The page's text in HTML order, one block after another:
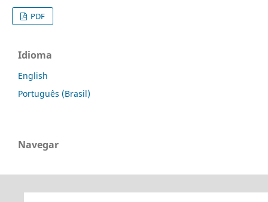
PDF
Idioma
English
Português (Brasil)
Navegar